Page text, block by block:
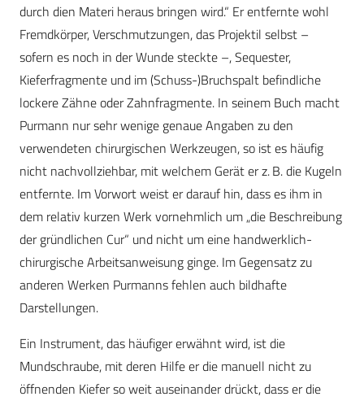
durch dien Materi heraus bringen wird.“ Er entfernte wohl
Fremdkörper, Verschmutzungen, das Projektil selbst –
sofern es noch in der Wunde steckte –, Sequester,
Kieferfragmente und im (Schuss-)Bruchspalt befindliche
lockere Zähne oder Zahnfragmente. In seinem Buch macht
Purmann nur sehr wenige genaue Angaben zu den
verwendeten chirurgischen Werkzeugen, so ist es häufig
nicht nachvollziehbar, mit welchem Gerät er z. B. die Kugeln
entfernte. Im Vorwort weist er darauf hin, dass es ihm in
dem relativ kurzen Werk vornehmlich um „die Beschreibung
der gründlichen Cur“ und nicht um eine handwerklich-
chirurgische Arbeitsanweisung ginge. Im Gegensatz zu
anderen Werken Purmanns fehlen auch bildhafte
Darstellungen.
Ein Instrument, das häufiger erwähnt wird, ist die
Mundschraube, mit deren Hilfe er die manuell nicht zu
öffnenden Kiefer so weit auseinander drückt, dass er die